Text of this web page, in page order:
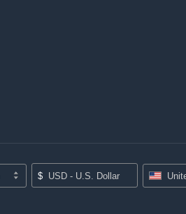
$ USD - U.S. Dollar